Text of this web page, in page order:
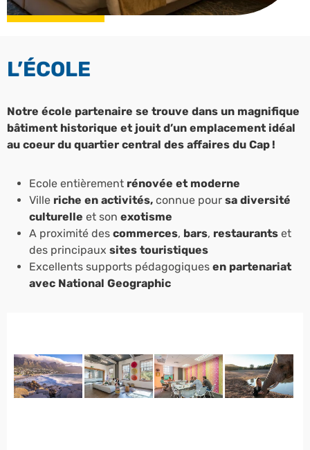
L’ÉCOLE
Notre école partenaire se trouve dans un magnifique
bâtiment historique et jouit d’un emplacement idéal
au coeur du quartier central des affaires du Cap !
Ecole entièrement rénovée et moderne
Ville riche en activités, connue pour sa diversité
culturelle et son exotisme
A proximité des commerces, bars, restaurants et
des principaux sites touristiques
Excellents supports pédagogiques en partenariat
avec National Geographic